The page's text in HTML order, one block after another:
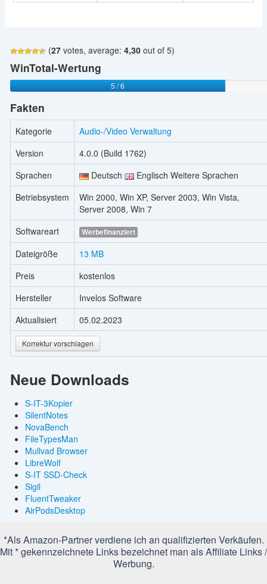
(27votes, average: 4,30out of 5)
WinTotal-Wertung
5 / 6
Fakten
Kategorie
Audio-/Video Verwaltung
Version
4.0.0 (Build 1762)
Sprachen
Deutsch
Englisch Weitere Sprachen
Betriebsystem
Win 2000, Win XP, Server 2003, Win Vista,
Server 2008, Win 7
Softwareart
Werbefinanziert
Dateigröße
13 MB
Preis
kostenlos
Hersteller
Invelos Software
Aktualisiert
05.02.2023
Korrektur vorschlagen
Neue Downloads
S-IT-3Kopier
SilentNotes
NovaBench
FileTypesMan
Mullvad Browser
LibreWolf
S-IT SSD-Check
Sigil
FluentTweaker
AirPodsDesktop
*Als Amazon-Partner verdiene ich an qualifizierten Verkäufen.
Mit * gekennzeichnete Links bezeichnet man als Affiliate Links /
Werbung.